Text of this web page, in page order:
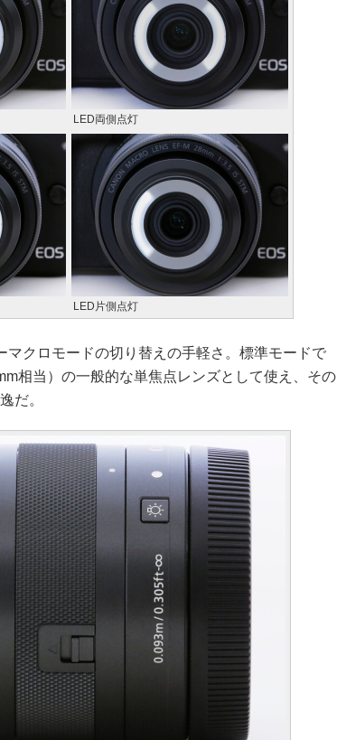
LED両側点灯
LED片側点灯
マクロモードの切り替えの手軽さ。標準モードで
相当）の一般的な単焦点レンズとして使え、その
だ。